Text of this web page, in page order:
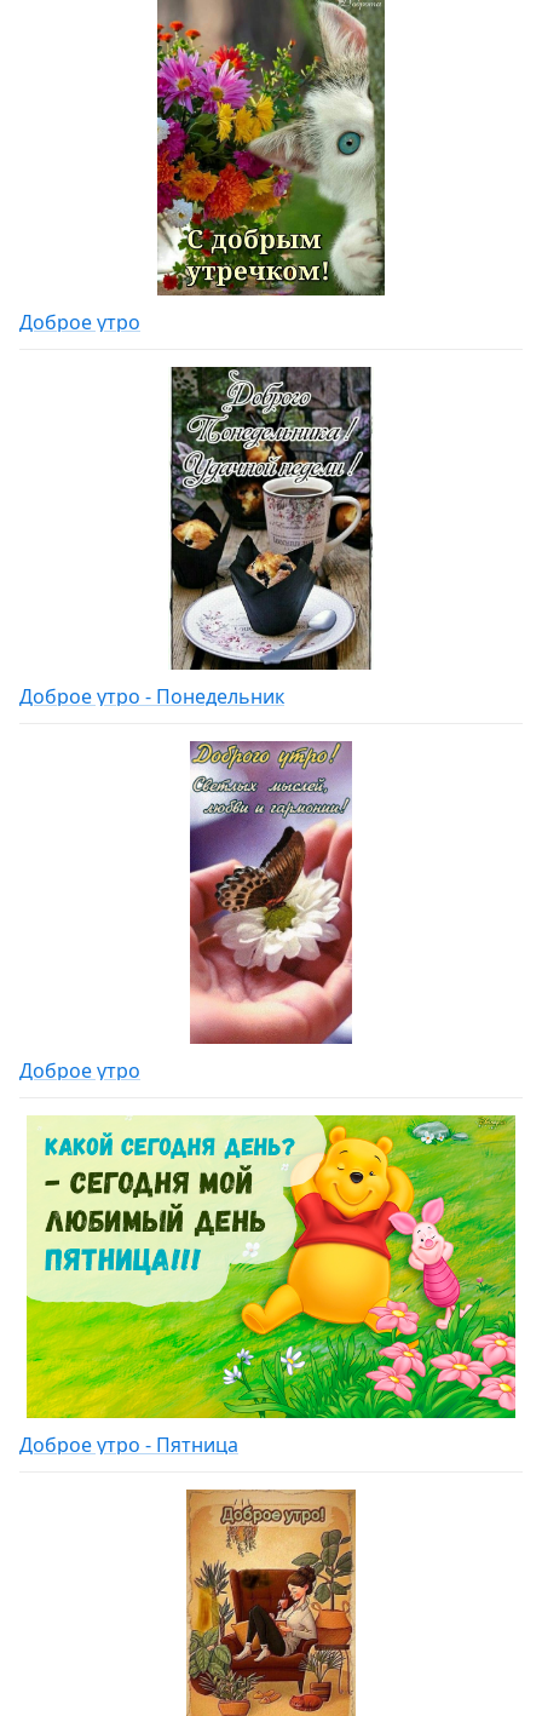
Доброе утро
Доброе утро - Понедельник
Доброе утро
Доброе утро - Пятница